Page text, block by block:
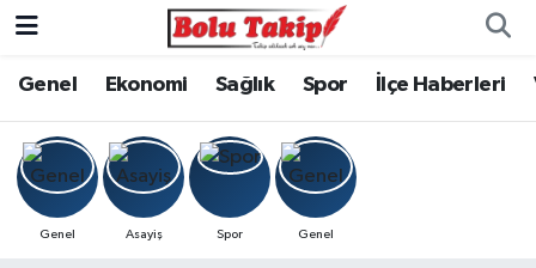
Genel Ekonomi Sağlık Spor İlçe Haberleri
Genel Asayiş Spor Genel